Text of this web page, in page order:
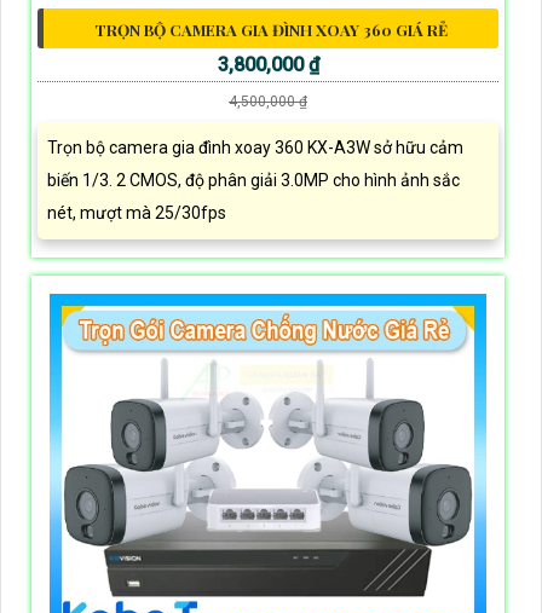
TRỌN BỘ CAMERA GIA ĐÌNH XOAY 360 GIÁ RẺ
3,800,000 ₫
4,500,000 ₫
Trọn bộ camera gia đình xoay 360 KX-A3W sở hữu cảm
biến 1/3. 2 CMOS, độ phân giải 3.0MP cho hình ảnh sắc
nét, mượt mà 25/30fps